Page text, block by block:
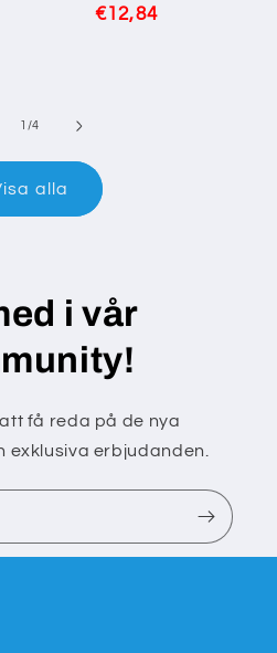
Ordinarie
€12,84
1 /av
4
alla
i vår
få reda på de nya
exklusiva erbjudanden.